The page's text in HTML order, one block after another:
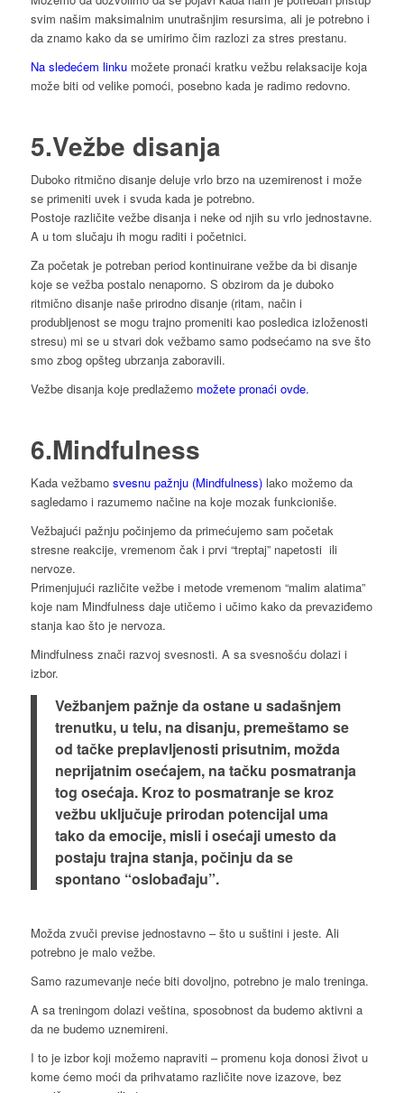
svim našim maksimalnim unutrašnjim resursima, ali je potrebno i
da znamo kako da se umirimo čim razlozi za stres prestanu.
Na sledećem linkumožete pronaći kratku vežbu relaksacije koja
može biti od velike pomoći, posebno kada je radimo redovno.
5.Vežbe disanja
Duboko ritmično disanje deluje vrlo brzo na uzemirenost i može
se primeniti uvek i svuda kada je potrebno.
Postoje različite vežbe disanja i neke od njih su vrlo jednostavne.
A u tom slučaju ih mogu raditi i početnici.
Za početak je potreban period kontinuirane vežbe da bi disanje
koje se vežba postalo nenaporno. S obzirom da je duboko
ritmično disanje naše prirodno disanje (ritam, način i
produbljenost se mogu trajno promeniti kao posledica izloženosti
stresu) mi se u stvari dok vežbamo samo podsećamo na sve što
smo zbog opšteg ubrzanja zaboravili.
Vežbe disanja koje predlažemo možete pronaći ovde.
6.Mindfulness
Kada vežbamo svesnu pažnju (Mindfulness)lako možemo da
sagledamo i razumemo načine na koje mozak funkcioniše.
Vežbajući pažnju počinjemo da primećujemo sam početak
stresne reakcije, vremenom čak i prvi “treptaj” napetosti ili
nervoze.
Primenjujući različite vežbe i metode vremenom “malim alatima”
koje nam Mindfulness daje utičemo i učimo kako da prevaziđemo
stanja kao što je nervoza.
Mindfulness znači razvoj svesnosti. A sa svesnošću dolazi i
izbor.
Vežbanjem pažnje da ostane u sadašnjem
trenutku, u telu, na disanju, premeštamo se
od tačke preplavljenosti prisutnim, možda
neprijatnim osećajem, na tačku posmatranja
tog osećaja. Kroz to posmatranje se kroz
vežbu uključuje prirodan potencijal uma
tako da emocije, misli i osećaji umesto da
postaju trajna stanja, počinju da se
spontano “oslobađaju”.
Možda zvuči previse jednostavno – što u suštini i jeste. Ali
potrebno je malo vežbe.
Samo razumevanje neće biti dovoljno, potrebno je malo treninga.
A sa treningom dolazi veština, sposobnost da budemo aktivni a
da ne budemo uznemireni.
I to je izbor koji možemo napraviti – promenu koja donosi život u
kome ćemo moći da prihvatamo različite nove izazove, bez